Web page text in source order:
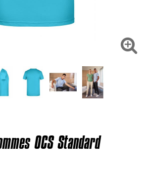

OCS Standard